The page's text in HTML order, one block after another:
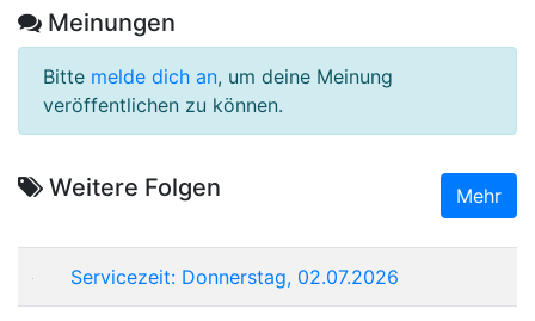
Meinungen
Bitte melde dich an, um deine Meinung
veröffentlichen zu können.
Weitere Folgen Mehr
Servicezeit: Donnerstag, 02.07.2026